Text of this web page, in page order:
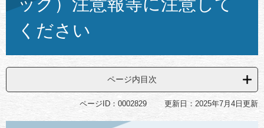
ください
ページ内目次
ページID：0002829 更新日：2025年7月4日更新